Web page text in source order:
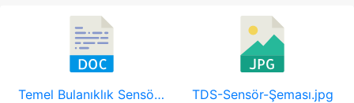
Temel Bulanıklık Sensörü Arduino Arabirim Kodu.docx TDS-Sensör-Şeması.jpg